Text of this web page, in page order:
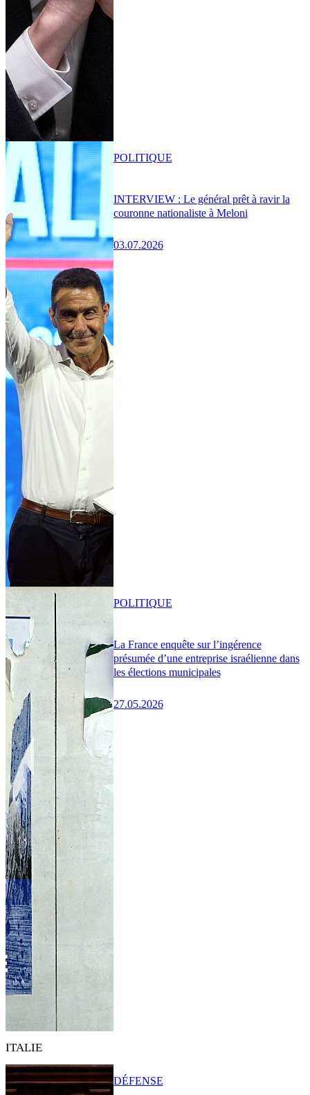
INTERVIEW : Le général prêt à ravir la
couronne nationaliste à Meloni
03.07.2026
POLITIQUE
La France enquête sur l’ingérence
présumée d’une entreprise israélienne dans
les élections municipales
27.05.2026
POLITIQUE
ITALIE
DÉFENSE